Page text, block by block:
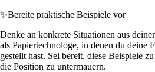
✨Bereite praktische Beispiele vor
Denke an konkrete Situationen aus
als Papiertechnologe, in denen du deine
gestellt hast. Sei bereit, diese Beispiele
die Position zu untermauern.